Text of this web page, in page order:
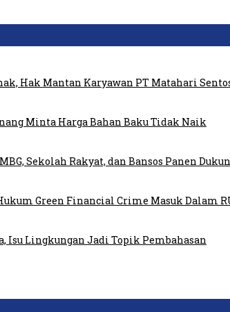
Hak Mantan Karyawan PT Matahari
Minta Harga Bahan Baku Tidak Naik
Sekolah Rakyat, dan Bansos Panen
Green Financial Crime Masuk Dalam
Isu Lingkungan Jadi Topik Pembahasan